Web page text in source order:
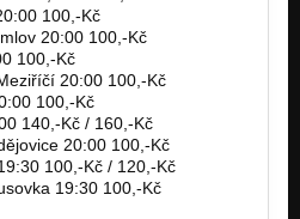
100,-Kč
20:00 100,-Kč
100,-Kč
20:00 100,-Kč
100,-Kč
140,-Kč / 160,-Kč
20:00 100,-Kč
100,-Kč / 120,-Kč
19:30 100,-Kč